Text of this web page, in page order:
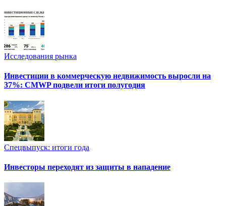
Исследования рынка
Инвестиции в коммерческую недвижимость выросли на
37%: CMWP подвели итоги полугодия
Спецвыпуск: итоги года
Инвесторы переходят из защиты в нападение